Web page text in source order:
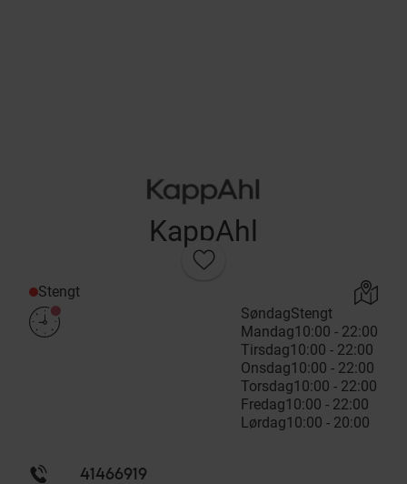
KappAhl
Stengt
SøndagStengt
Mandag10:00 - 22:00
Tirsdag10:00 - 22:00
Onsdag10:00 - 22:00
Torsdag10:00 - 22:00
Fredag10:00 - 22:00
Lørdag10:00 - 20:00
41466919